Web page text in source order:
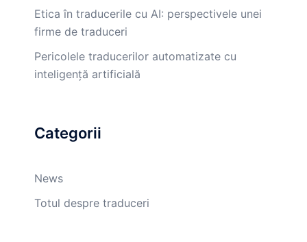
Etica în traducerile cu AI: perspectivele unei
firme de traduceri
Pericolele traducerilor automatizate cu
inteligență artificială
Categorii
News
Totul despre traduceri